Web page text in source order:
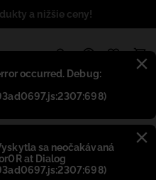
occurred. Debug:
sa neočakávaná
at Dialog
a nižšie ceny!